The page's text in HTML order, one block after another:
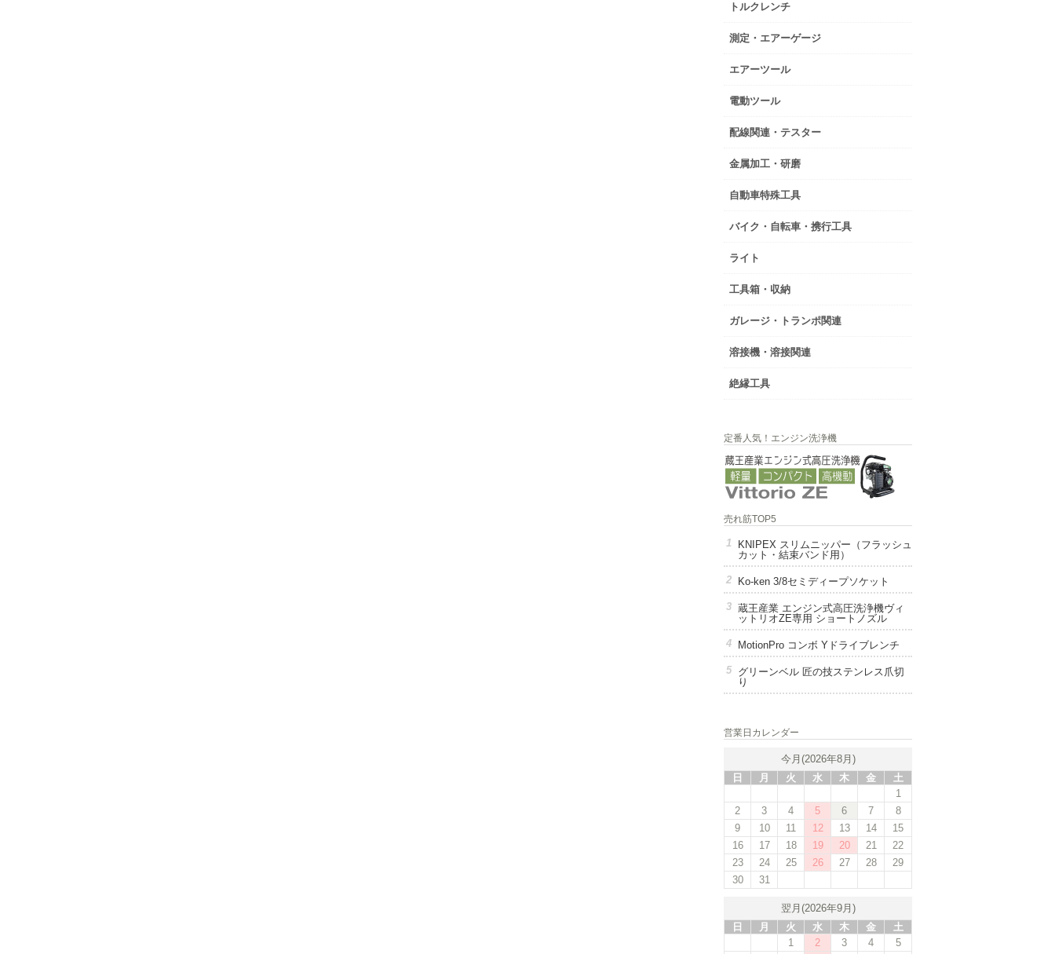
トルクレンチ
測定・エアーゲージ
エアーツール
電動ツール
配線関連・テスター
金属加工・研磨
自動車特殊工具
バイク・自転車・携行工具
ライト
工具箱・収納
ガレージ・トランポ関連
溶接機・溶接関連
絶縁工具
定番人気！エンジン洗浄機
売れ筋TOP5
KNIPEX スリムニッパー（フラッシュ
カット・結束バンド用）
Ko-ken 3/8セミディープソケット
蔵王産業 エンジン式高圧洗浄機ヴィ
ットリオZE専用 ショートノズル
MotionPro コンボ Yドライブレンチ
グリーンベル 匠の技ステンレス爪切
り
営業日カレンダー
今月(2026年8月)
日
月 火 水 木 金
土
1
2
3 4 5 6 7
8
9
10 11 12 13 14
15
16
17 18 19 20 21
22
23
24 25 26 27 28
29
30
31
翌月(2026年9月)
日
月 火 水 木 金
土
1
2 3 4 5